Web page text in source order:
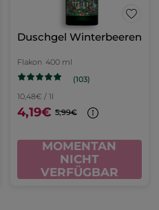
Duschgel Winterbeeren
Flakon 400 ml
(103)
10,48€ / 1l
4,19€ 5,99€
MOMENTAN
NICHT
VERFÜGBAR